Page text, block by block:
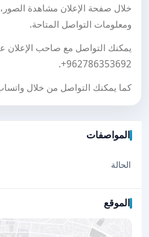
خلال صفحة الإعلان مشاهدة الصور،
ومعلومات التواصل المتاحة.
يمكنك التواصل مع صاحب الإعلان
+962786353692
.
كما يمكنك التواصل من خلال
المواصفات
الحالة
الموقع